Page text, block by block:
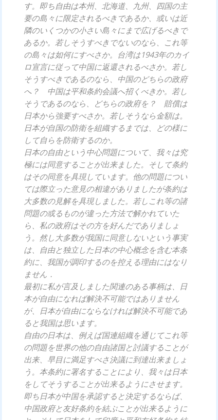
す。即ち自由は本州、北海道、九州、四国の主
要の島々に限定されるべきであるか、或いは近
隣のいくつかの小さい島々にまで広げるべきで
あるか。若しそうすべきでないのなら、これ等
の島々は如何にすべさか。台湾は1943年のカイ
ロ宣言に従って中国に返還されるべさか。若し
そうすべきであるのなら、中国のどちらの政府
へ？ 中国は平和条約会議へ招くべきか。若し
そうであるのなら、どちらの政府を？ 賠償は
日本から強要すべさか。若しそうなら金額は。
日本が自国の防衛を組織するまでは、どの様に
して自らを防衛するのか。
日本の自由という中心問題について、我々は究
極には同意することが出来ました。そして条約
はその同意を具現しています。他の問題につい
ては際立った意見の相違がありましたが条約は
大多数の見解を具現しました。若しこれ等の諸
問題の或るものが違った方法で解かれていた
ら、私の政府はその方を好んだでありましょ
う。然し大多数が我国に同意しないという事実
は、自由と独立した日本の中心概念を含む本条
約に、我国が調印するのを控える理由にはなり
ません．
最初に私が言及しました関連のある事柄は、日
本が自由になれば解決不可能ではありません
が、日本が自由にならなければ解決不可能であ
ると我国は思います。
自由の日本は、例えば国連組織を通じてこれ等
の問題を世界の他の自由諸国と討議することが
出来、早目に満足すべさ決議に到達出来ましょ
う。本条約に署名することにより、我々は日本
をしてそうすることが出来るようにさせます。
即ち日本が中国を承認すると決定するならば、
中国政府と友好条約を結ぷことが出来るように